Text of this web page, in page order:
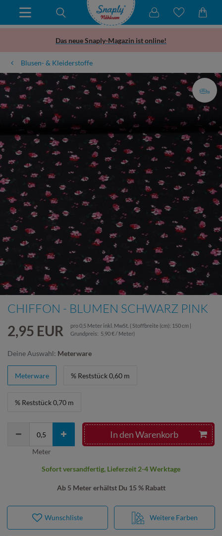
Das neue Snaply-Magazin ist online!
Blusen- & Kleiderstoffe
CHIFFON - BLUMEN SCHWARZ PINK
2,95 EUR pro0,5 Meter inkl. MwSt. ( Stoffbreite (cm): 150 cm |
Grundpreis: 5,90 € / Meter)
Ab 5 Meter erhältst Du 15 % Rabatt
Deine Auswahl: Meterware
Meterware % Reststück 0,60 m
% Reststück 0,70 m
In den Warenkorb
Meter
Sofort versandfertig, Lieferzeit 2-4 Werktage
Weitere Farben
Wunschliste